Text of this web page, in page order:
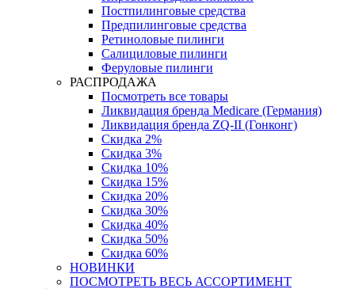
Постпилинговые средства
Предпилинговые средства
Ретиноловые пилинги
Салициловые пилинги
Феруловые пилинги
РАСПРОДАЖА
Посмотреть все товары
Ликвидация бренда Medicare (Германия)
Ликвидация бренда ZQ-II (Гонконг)
Скидка 2%
Скидка 3%
Скидка 10%
Скидка 15%
Скидка 20%
Скидка 30%
Скидка 40%
Скидка 50%
Скидка 60%
НОВИНКИ
ПОСМОТРЕТЬ ВЕСЬ АССОРТИМЕНТ